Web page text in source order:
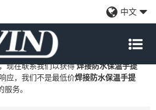
中文
的专业中国制造商和供应商，我们提供定
厂、自有品牌焊接防水保温手提袋
现在联系我们以获得焊接防水保温手提
应，我们不是最低价焊接防水保温手提
务。